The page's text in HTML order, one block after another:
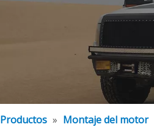
Productos » Montaje del motor